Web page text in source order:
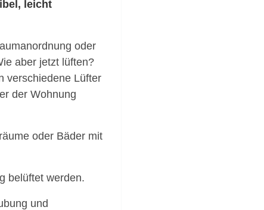
leicht
oder
aber jetzt lüften?
verschiedene Lüfter
der Wohnung
oder Bäder mit
belüftet werden.
und